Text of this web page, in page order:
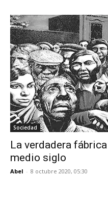
Sociedad
La verdadera
medio siglo
Abel - 8 octubre 2020, 05:30